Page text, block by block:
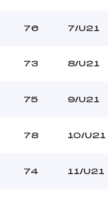
76 7/U21
73 8/U21
75 9/U21
78 10/U21
74 11/U21